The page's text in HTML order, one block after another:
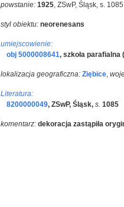
powstanie: 1925, ZSwP, Śląsk, s. 1085
styl obiektu: neorenesans
umiejscowienie:
obj 5000008641, szkoła parafialna
lokalizacja geograficzna: Ziębice,
Literatura:
8200000049, ZSwP, Śląsk, s. 1085
komentarz: dekoracja zastąpiła